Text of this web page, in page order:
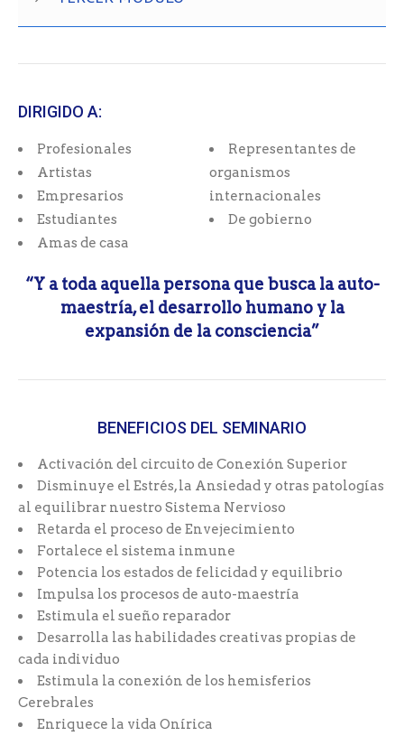
DIRIGIDO A:
Profesionales
Artistas
Empresarios
Estudiantes
Amas de casa
Representantes de
organismos
internacionales
De gobierno
“Y a toda aquella persona que busca la auto-
maestría, el desarrollo humano y la
expansión de la consciencia”
BENEFICIOS DEL SEMINARIO
Activación del circuito de Conexión Superior
Disminuye el Estrés, la Ansiedad y otras patologías
al equilibrar nuestro Sistema Nervioso
Retarda el proceso de Envejecimiento
Fortalece el sistema inmune
Potencia los estados de felicidad y equilibrio
Impulsa los procesos de auto-maestría
Estimula el sueño reparador
Desarrolla las habilidades creativas propias de
cada individuo
Estimula la conexión de los hemisferios
Cerebrales
Enriquece la vida Onírica